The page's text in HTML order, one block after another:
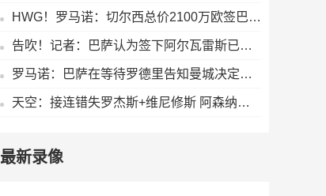
HWG！罗马诺：切尔西总价2100万欧签巴列卡诺28岁左后卫查瓦里亚
告吹！记者：巴萨认为签下阿尔瓦雷斯已无可能，正在寻找备选目标
罗马诺：巴萨在等待罗德里告知曼城决定，想尽量快速推进以防意外
天空：接连错失罗杰斯+维尼修斯 阿森纳有意巴尔科拉但1.45亿太贵
最新录像